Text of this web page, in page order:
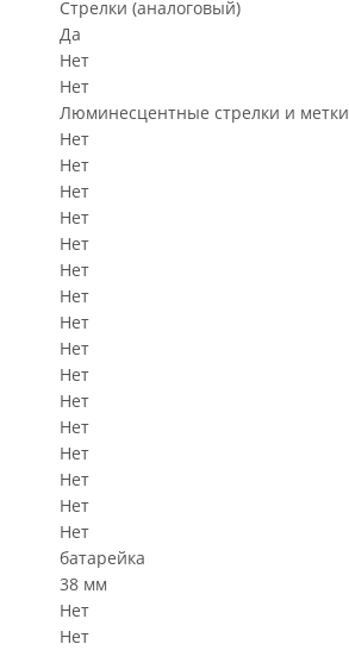
Стрелки (аналоговый)
Да
Нет
Нет
Люминесцентные стрелки и метки
Нет
Нет
Нет
Нет
Нет
Нет
Нет
Нет
Нет
Нет
Нет
Нет
Нет
Нет
Нет
Нет
батарейка
38 мм
Нет
Нет